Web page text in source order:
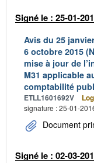
Signé le : 25-01-
Avis du 25
6 octobre 2015
mise à jour de
M31 applicable
comptabilité
ETLL1601692V
signature : 25-01-
Document
Signé le : 02-03-